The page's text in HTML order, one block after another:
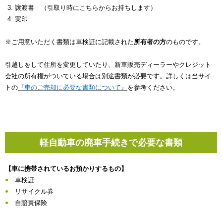
譲渡書 （引取り時にこちらからお持ちします）
実印
※ご用意いただく書類は車検証に記載された所有者の方のものです。
引越しをして住所を変更していたり、新車販売ディーラーやクレジット
会社の所有権がついている場合は別途書類が必要です。詳しくは当サイ
トの 『車のご売却に必要な書類について』 を参考ください。
軽自動車の廃車手続きで必要な書類
【車に携帯されているお預かりするもの】
車検証
リサイクル券
自賠責保険